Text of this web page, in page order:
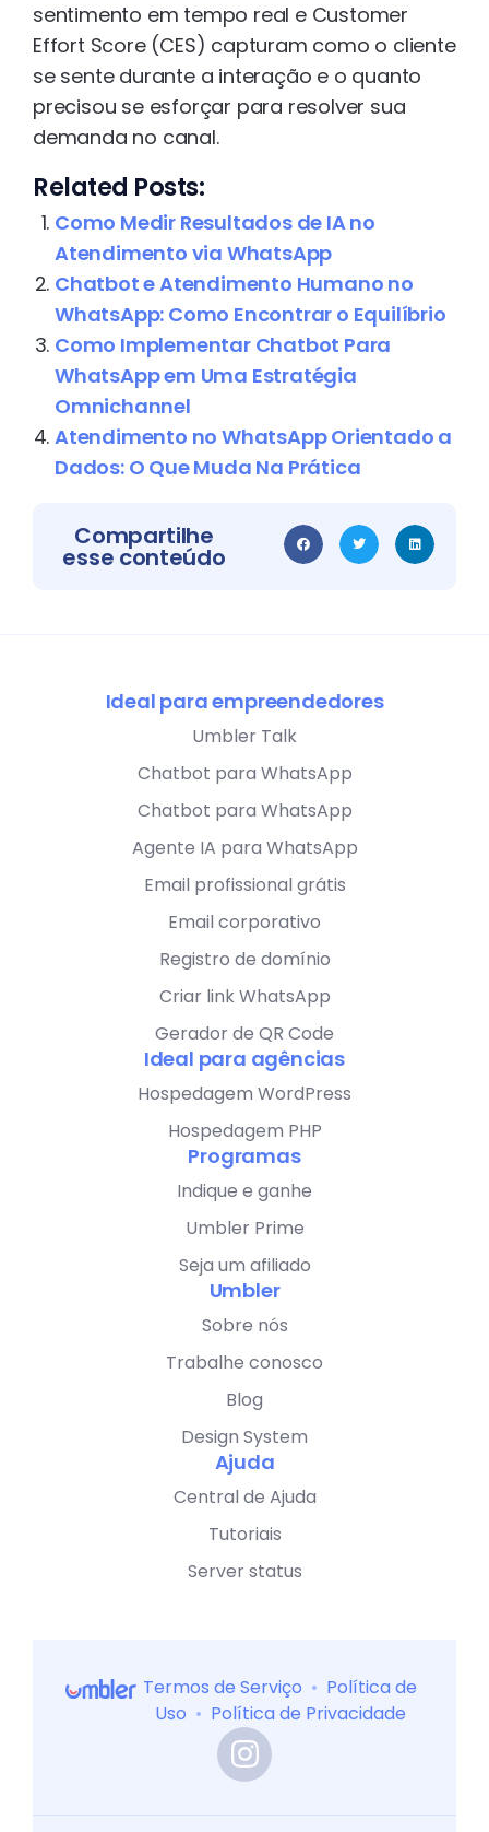
sentimento em tempo real e Customer
Effort Score (CES) capturam como o cliente
se sente durante a interação e o quanto
precisou se esforçar para resolver sua
demanda no canal.
Related Posts:
Como Medir Resultados de IA no
Atendimento via WhatsApp
Chatbot e Atendimento Humano no
WhatsApp: Como Encontrar o Equilíbrio
Como Implementar Chatbot Para
WhatsApp em Uma Estratégia
Omnichannel
Atendimento no WhatsApp Orientado a
Dados: O Que Muda Na Prática
Compartilhe
esse conteúdo
Ideal para empreendedores
Umbler Talk
Chatbot para WhatsApp
Chatbot para WhatsApp
Agente IA para WhatsApp
Email profissional grátis
Email corporativo
Registro de domínio
Criar link WhatsApp
Gerador de QR Code
Ideal para agências
Hospedagem WordPress
Hospedagem PHP
Programas
Indique e ganhe
Umbler Prime
Seja um afiliado
Umbler
Sobre nós
Trabalhe conosco
Blog
Design System
Ajuda
Central de Ajuda
Tutoriais
Server status
Termos de Serviço • Política de
Uso • Política de Privacidade